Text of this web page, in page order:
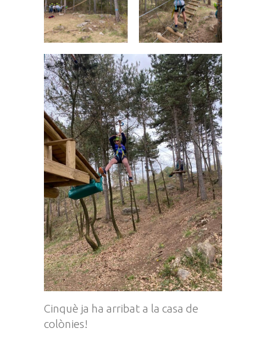
Cinquè ja ha arribat a la casa de
colònies!